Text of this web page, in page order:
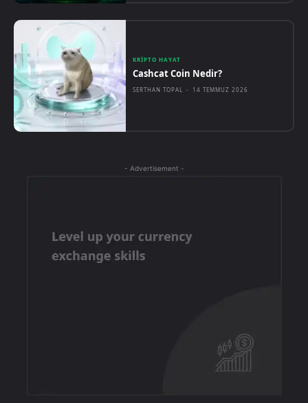
KRIPTO HAYAT
Cashcat Coin Nedir?
SERTHAN TOPAL - 14 TEMMUZ 2026
- Advertisement -